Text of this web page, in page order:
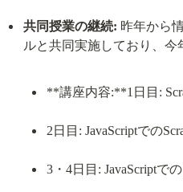
共同授業の継続: 昨年から
**講座内容:**1日目:
2日目: JavaScriptでの
3・4日目: JavaScriptで